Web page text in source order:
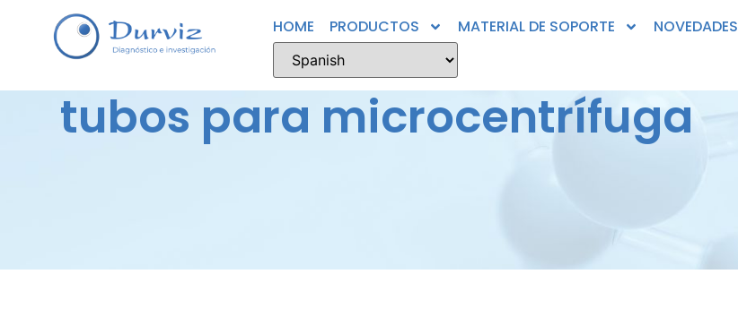
HOME PRODUCTOS MATERIAL DE SOPORTE NOVEDADES
tubos para microcentrífuga